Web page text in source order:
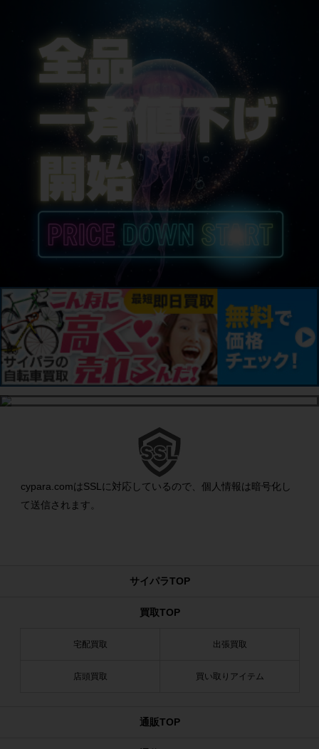
cypara.comはSSLに対応しているので、個人情報は暗号化し
て送信されます。
サイパラTOP
買取TOP
宅配買取 出張買取
店頭買取 買い取りアイテム
通販TOP